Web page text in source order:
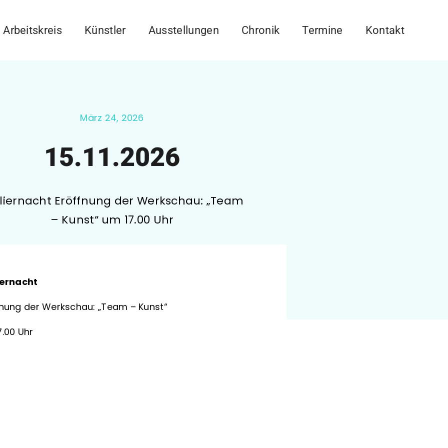
Arbeitskreis Künstler Ausstellungen Chronik Termine Kontakt
März 24, 2026
15.11.2026
Eröffnung der Werkschau: „Team
– Kunst“ um 17.00 Uhr
der Werkschau: „Team – Kunst“
Uhr